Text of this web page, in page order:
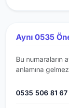
Aynı 0535
Bu numaraların
anlamına
0535 506 81 67